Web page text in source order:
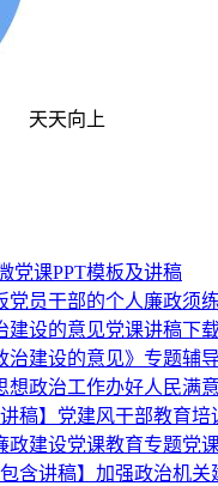
天天向上
党课PPT模板及讲稿
员干部的个人廉政须
建设的意见党课讲稿下
建设的意见》专题辅
想政治工作办好人民满
稿】党建风干部教育
政建设党课教育专题党
含讲稿】加强政治机